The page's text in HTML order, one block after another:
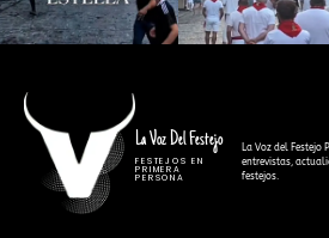
La Voz Del Festejo
FESTEJOS EN
PRIMERA
PERSONA
La Voz del Festejo
entrevistas,
festejos.